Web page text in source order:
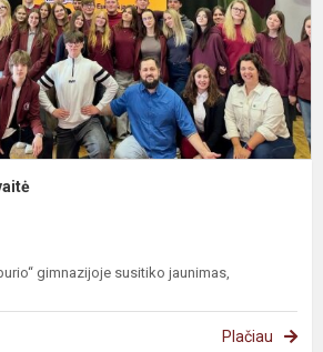
gimnazijoje susitiko jaunimas,
Plačiau